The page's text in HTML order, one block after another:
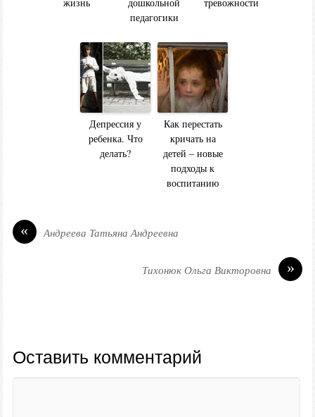
педагогики
Депрессия у
ребенка. Что
делать?
Как перестать
кричать на
детей – новые
подходы к
воспитанию
« Андреева Татьяна Андреевна
»
Тихонюк Ольга Викторовна
Оставить комментарий